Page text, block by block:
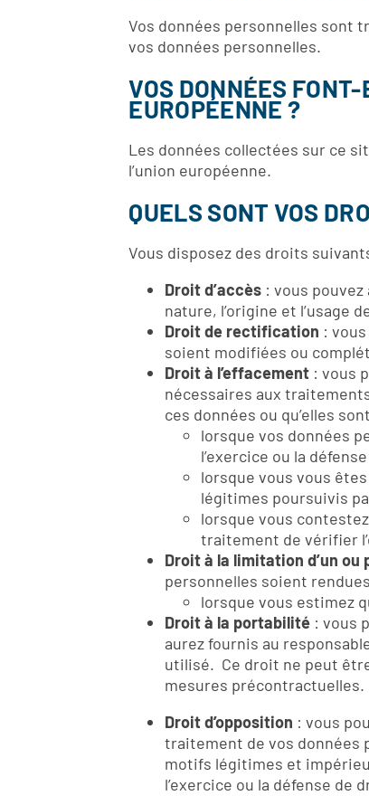
Vos données personnelles sont
vos données personnelles.
VOS DONNÉES FONT-
EUROPÉENNE ?
Les données collectées sur ce
l’union européenne.
QUELS SONT VOS
Vous disposez des droits
Droit d’accès : vous
nature, l’origine et l’usage
Droit de rectification :
soient modifiées ou
Droit à l’effacement : vous
nécessaires aux
ces données ou qu’elles
lorsque vos données
l’exercice ou la
lorsque vous vous
légitimes poursuivis
lorsque vous
traitement de vérifier
Droit à la limitation d’un
personnelles soient
lorsque vous estimez
Droit à la portabilité : vous
aurez fournis au
utilisé. Ce droit ne peut
mesures précontractuelles.
Droit d’opposition : vous
traitement de vos données
motifs légitimes et
l’exercice ou la défense de